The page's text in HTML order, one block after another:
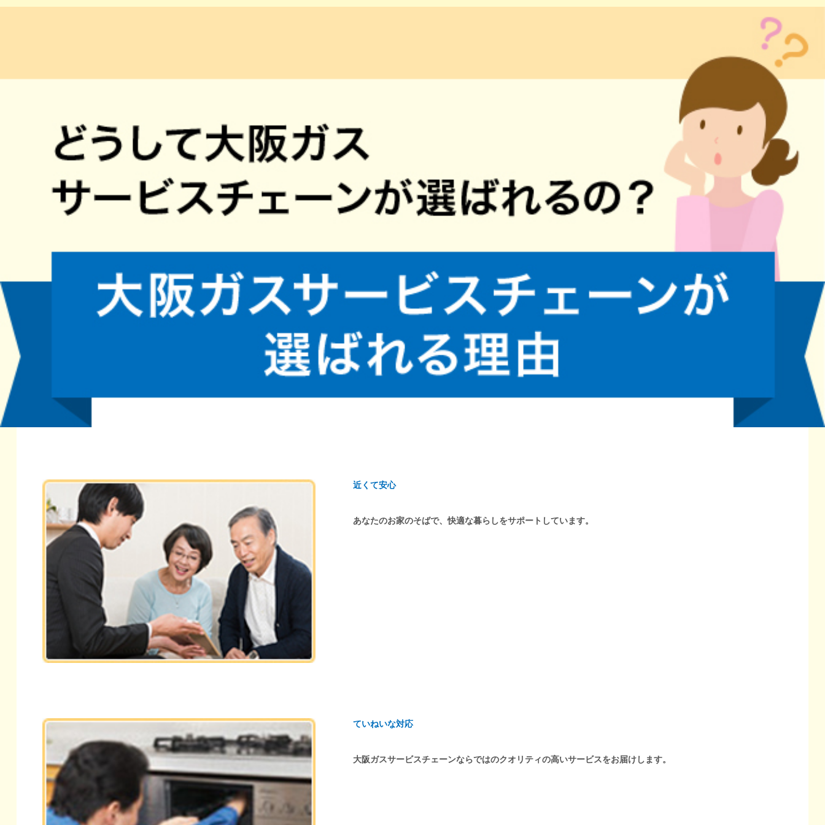
近くて安心
あなたのお家のそばで、快適な暮らしをサポートしています。
ていねいな対応
大阪ガスサービスチェーンならではのクオリティの高いサービスをお届けします。